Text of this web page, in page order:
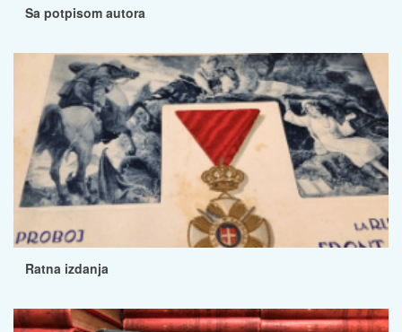
Sa potpisom autora
Ratna izdanja